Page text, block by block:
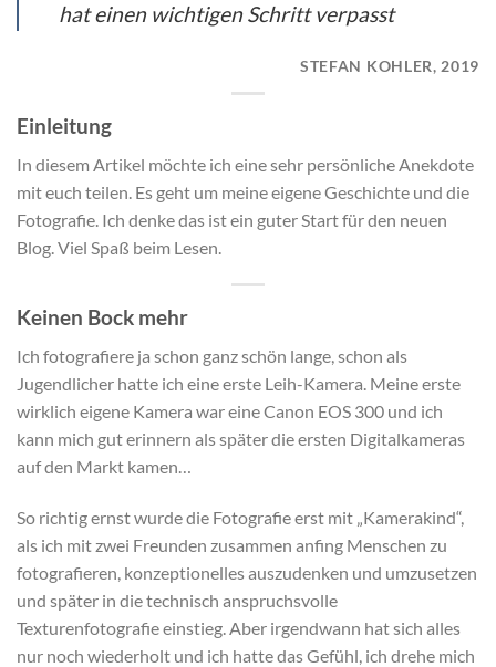
hat einen wichtigen Schritt verpasst
STEFAN KOHLER, 2019
Einleitung
In diesem Artikel möchte ich eine sehr persönliche Anekdote
mit euch teilen. Es geht um meine eigene Geschichte und die
Fotografie. Ich denke das ist ein guter Start für den neuen
Blog. Viel Spaß beim Lesen.
Keinen Bock mehr
Ich fotografiere ja schon ganz schön lange, schon als
Jugendlicher hatte ich eine erste Leih-Kamera. Meine erste
wirklich eigene Kamera war eine Canon EOS 300 und ich
kann mich gut erinnern als später die ersten Digitalkameras
auf den Markt kamen…
So richtig ernst wurde die Fotografie erst mit „Kamerakind“,
als ich mit zwei Freunden zusammen anfing Menschen zu
fotografieren, konzeptionelles auszudenken und umzusetzen
und später in die technisch anspruchsvolle
Texturenfotografie einstieg. Aber irgendwann hat sich alles
nur noch wiederholt und ich hatte das Gefühl, ich drehe mich